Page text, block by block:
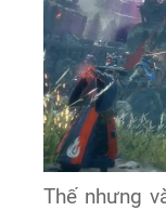
Thế nhưng